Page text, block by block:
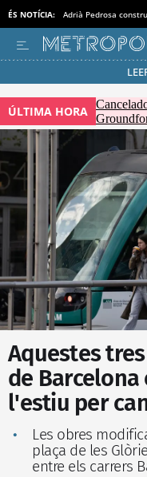
ÉS NOTÍCIA: Adrià Pedrosa
ÚLTIMA HORA
Aquestes
de
l'estiu per
Les obres
plaça de les
entre els carrers